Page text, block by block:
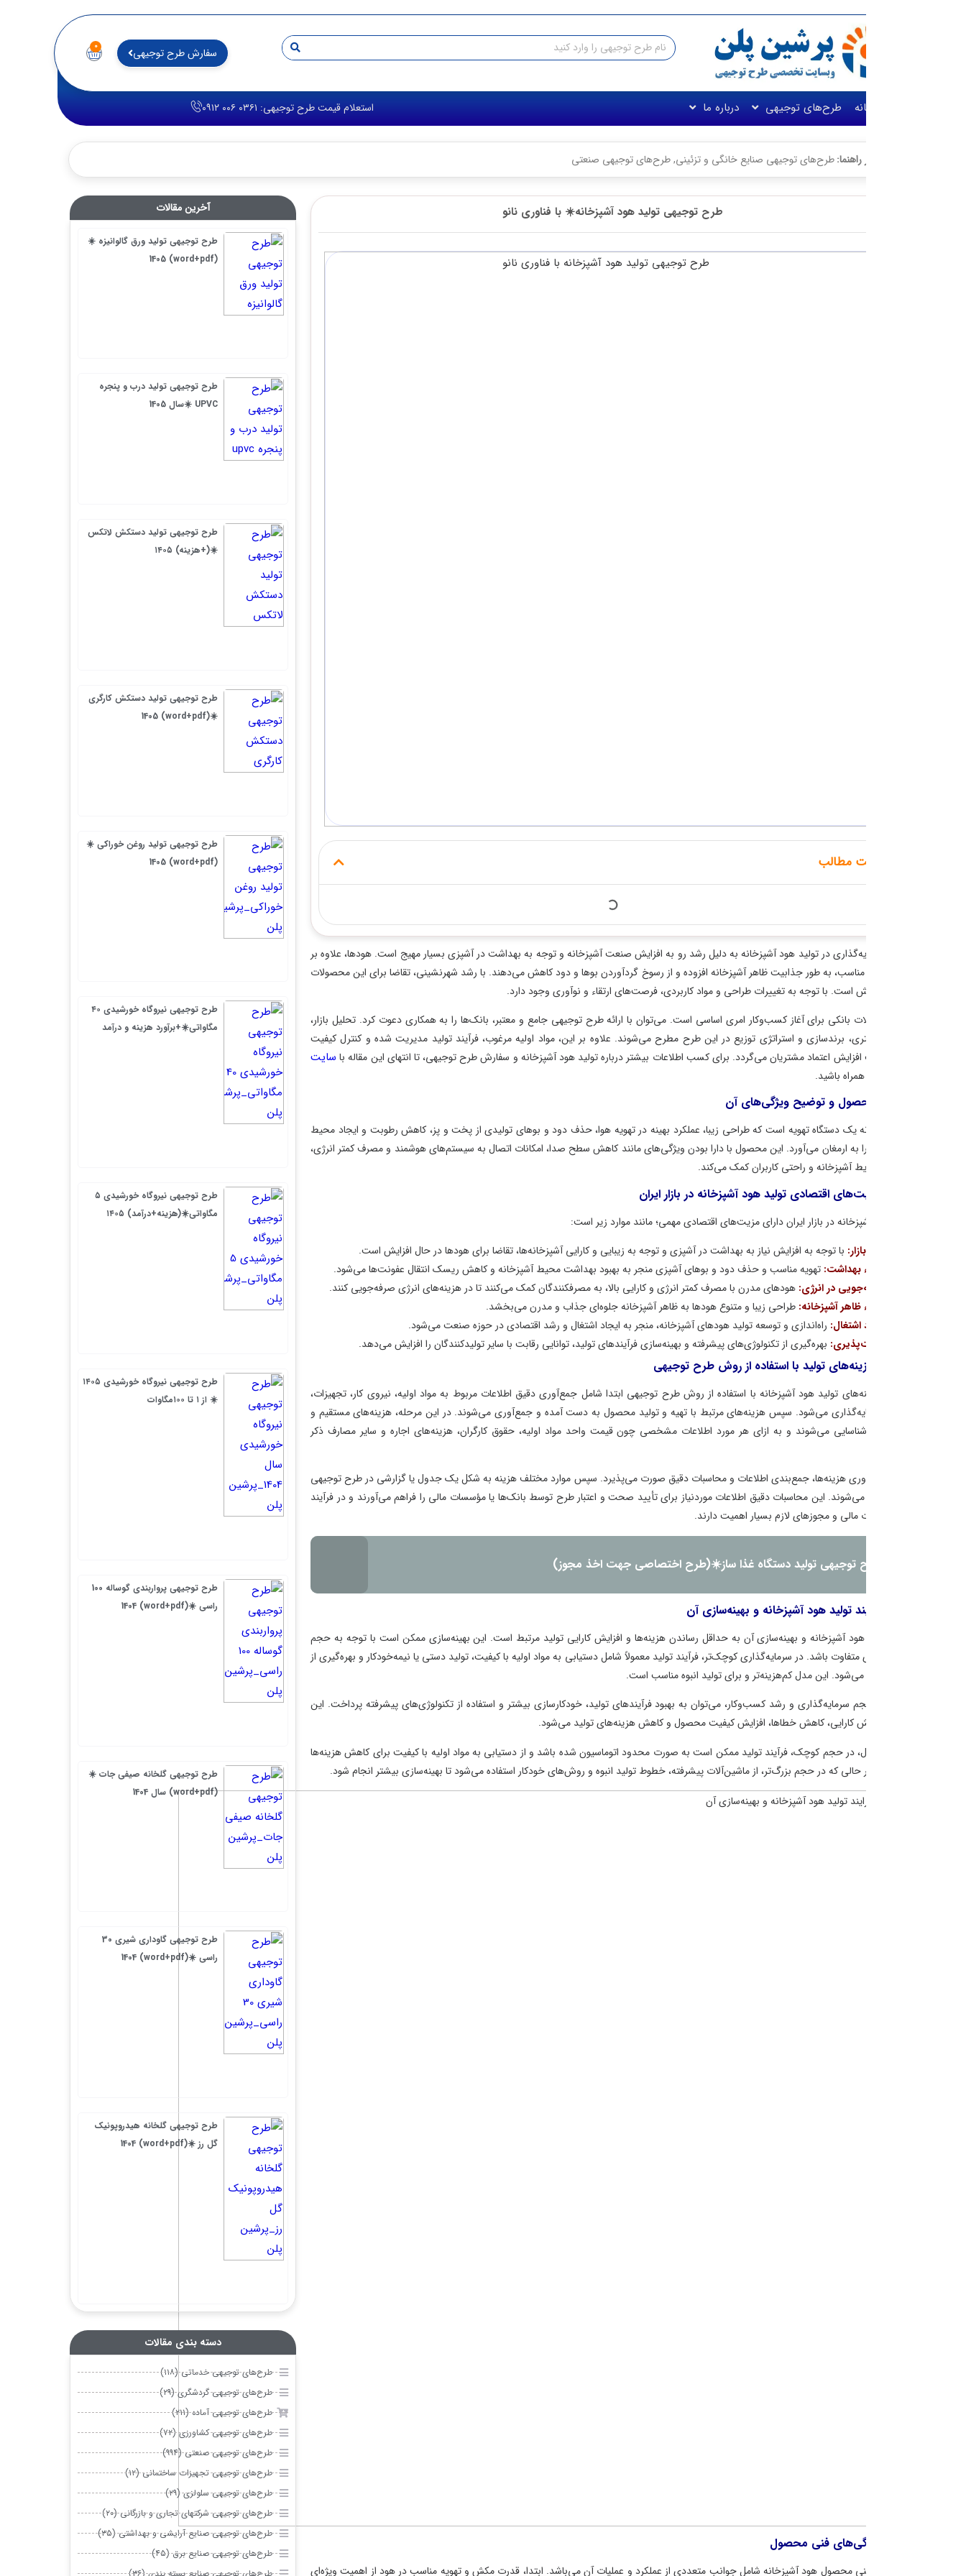
سفارش طرح توجیهی
طرح‌های توجیهی درباره ما استعلام قیمت طرح توجیهی: ۰۳۶۱ ۰۰۶ ۰۹۱۲
طرح‌های توجیهی صنایع خانگی و تزئینی,طرح‌های توجیهی صنعتی
طرح توجیهی تولید هود آشپزخانه☀️ با فناوری نانو
در تولید هود آشپزخانه به دلیل رشد رو به افزایش صنعت آشپزخانه و توجه به بهداشت در آشپزی بسیار مهیج است. هود‌ها، علاوه بر
مناسب، به طور جذابیت ظاهر آشپزخانه افزوده و از رسوخ گردآوردن بوها و دود کاهش می‌دهند. با رشد شهرنشینی، تقاضا برای این محصولات
است. با توجه به تغییرات طراحی و مواد کاربردی، فرصت‌های ارتقاء و نوآوری وجود دارد.
بانکی برای آغاز کسب‌وکار امری اساسی است. می‌توان با ارائه طرح توجیهی جامع و معتبر، بانک‌ها را به همکاری دعوت کرد. تحلیل بازار،
برندسازی و استراتژی توزیع در این طرح مطرح می‌شوند. علاوه بر این، مواد اولیه مرغوب، فرآیند تولید مدیریت شده و کنترل کیفیت
اعتماد مشتریان می‌گردد. برای کسب اطلاعات بیشتر درباره تولید هود آشپزخانه و سفارش طرح توجیهی، تا انتهای این مقاله باسایت
و توضیح ویژگی‌های آن
یک دستگاه تهویه‌ است که طراحی زیبا، عملکرد بهینه در تهویه هوا، حذف دود و بوهای تولیدی از پخت و پز، کاهش رطوبت و ایجاد محیط
به ارمغان می‌آورد. این محصول با دارا بودن ویژگی‌های مانند کاهش سطح صدا، امکانات اتصال به سیستم‌های هوشمند و مصرف کمتر انرژی،
آشپزخانه و راحتی کاربران کمک می‌کند.
اقتصادی تولید هود آشپزخانه در بازار ایران
در بازار ایران دارای مزیت‌های اقتصادی مهمی؛ مانند موارد زیر است:
با توجه به افزایش نیاز به بهداشت در آشپزی و توجه به زیبایی و کارایی آشپزخانه‌ها، تقاضا برای هود‌ها در حال افزایش است.
تهویه مناسب و حذف دود و بوهای آشپزی منجر به بهبود بهداشت محیط آشپزخانه و کاهش ریسک انتقال عفونت‌ها می‌شود.
هود‌های مدرن با مصرف کمتر انرژی و کارایی بالا، به مصرفکنندگان کمک می‌کنند تا در هزینه‌های انرژی صرفه‌جویی کنند.
طراحی زیبا و متنوع هود‌ها به ظاهر آشپزخانه جلوه‌ای جذاب و مدرن می‌بخشد.
راه‌اندازی و توسعه تولید هود‌های آشپزخانه، منجر به ایجاد اشتغال و رشد اقتصادی در حوزه صنعت می‌شود.
بهره‌گیری از تکنولوژی‌های پیشرفته و بهینه‌سازی فرآیندهای تولید، توانایی رقابت با سایر تولیدکنندگان را افزایش می‌دهد.
تولید با استفاده از روش طرح توجیهی
تولید هود آشپزخانه با استفاده از روش طرح توجیهی ابتدا شامل جمع‌آوری دقیق اطلاعات مربوط به مواد اولیه، نیروی کار، تجهیزات،
می‌شود. سپس هزینه‌های مرتبط با تهیه و تولید محصول به دست آمده و جمع‌آوری می‌شوند. در این مرحله، هزینه‌های مستقیم و
می‌شوند و به ازای هر مورد اطلاعات مشخصی چون قیمت واحد مواد اولیه، حقوق کارگران، هزینه‌های اجاره و سایر مصارف ذکر
هزینه‌ها، جمع‌بندی اطلاعات و محاسبات دقیق صورت می‌پذیرد. سپس موارد مختلف هزینه به شکل یک جدول یا گزارشی در طرح توجیهی
این محاسبات دقیق اطلاعات موردنیاز برای تأیید صحت و اعتبار طرح توسط بانک‌ها یا مؤسسات مالی را فراهم می‌آورند و در فرآیند
مالی و مجوزهای لازم بسیار اهمیت دارند.
توجیهی تولید دستگاه غذا ساز☀️(طرح اختصاصی جهت اخذ مجوز)
تولید هود آشپزخانه و بهینه‌سازی آن
هود آشپزخانه و بهینه‌سازی آن به حداقل رساندن هزینه‌ها و افزایش کارایی تولید مرتبط است. این بهینه‌سازی ممکن است با توجه به حجم
متفاوت باشد. در سرمایه‌گذاری کوچک‌تر، فرآیند تولید معمولاً شامل دستیابی به مواد اولیه با کیفیت، تولید دستی یا نیمه‌خودکار و بهره‌گیری از
می‌شود. این مدل کم‌هزینه‌تر و برای تولید انبوه مناسب است.
سرمایه‌گذاری و رشد کسب‌وکار، می‌توان به بهبود فرآیندهای تولید، خودکارسازی بیشتر و استفاده از تکنولوژی‌های پیشرفته پرداخت. این
کارایی، کاهش خطاها، افزایش کیفیت محصول و کاهش هزینه‌های تولید می‌شود.
در حجم کوچک، فرآیند تولید ممکن است به صورت محدود اتوماسیون شده باشد و از دستیابی به مواد اولیه با کیفیت برای کاهش هزینه‌ها
حالی که در حجم بزرگ‌تر، از ماشین‌آلات پیشرفته، خطوط تولید انبوه و روش‌های خودکار استفاده می‌شود تا بهینه‌سازی بیشتر انجام شود.
محصول هود آشپزخانه شامل جوانب متعددی از عملکرد و عملیات آن می‌باشد. ابتدا، قدرت مکش و تهویه مناسب در هود از اهمیت ویژه‌ای
آخرین مقالات
طرح توجیهی تولید ورق گالوانیزه ☀️
طرح توجیهی تولید درب و پنجره
طرح توجیهی تولید دستکش لاتکس
☀️(+هزینه) ۱۴۰۵
طرح توجیهی تولید دستکش کارگری
طرح توجیهی تولید روغن خوراکی ☀️
طرح توجیهی نیروگاه خورشیدی ۴۰
مگاواتی☀️+برآورد هزینه و درآمد
طرح توجیهی نیروگاه خورشیدی ۵
مگاواتی☀️(هزینه+درآمد) ۱۴۰۵
طرح توجیهی نیروگاه خورشیدی ۱۴۰۵
☀️ از ۱ تا ۱۰۰مگاوات
طرح توجیهی پرواربندی گوساله 100
طرح توجیهی گلخانه صیفی جات ☀️
(word+pdf) سال 1404
طرح توجیهی گاوداری شیری 30
طرح توجیهی گلخانه هیدروپونیک
دسته بندی مقالات
طرح‌های توجیهی خدماتی (۱۱۸)
طرح‌های توجیهی گردشگری (۲۹)
طرح‌های توجیهی آماده (۲۱۱)
طرح‌های توجیهی کشاورزی (۷۲)
طرح‌های توجیهی صنعتی (۹۹۴)
طرح‌های توجیهی تجهیزات ساختمانی (۱۲)
طرح‌های توجیهی سلولزی (۲۹)
طرح‌های توجیهی شرکتهای تجاری و بازرگانی (۲۰)
طرح‌های توجیهی صنایع آرایشی و بهداشتی (۳۵)
طرح‌های توجیهی صنایع برق (۴۵)